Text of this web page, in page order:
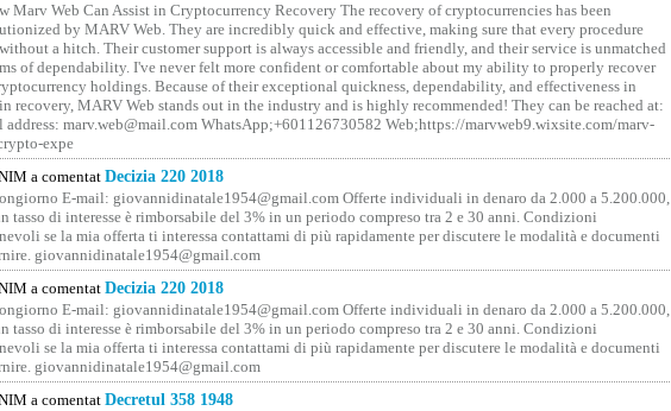
Marv Web Can Assist in Cryptocurrency Recovery The recovery of cryptocurrencies has been
by MARV Web. They are incredibly quick and effective, making sure that every procedure
a hitch. Their customer support is always accessible and friendly, and their service is unmatched
of dependability. I've never felt more confident or comfortable about my ability to properly recover
holdings. Because of their exceptional quickness, dependability, and effectiveness in
recovery, MARV Web stands out in the industry and is highly recommended! They can be reached at:
address: marv.web@mail.com WhatsApp;+601126730582 Web;https://marvweb9.wixsite.com/marv-
expe
a comentatDecizia 220 2018
E-mail: giovannidinatale1954@­gmail.­com Offerte individuali in denaro da 2.000 a 5.200.000,
tasso di interesse è rimborsabile del 3% in un periodo compreso tra 2 e 30 anni. Condizioni
se la mia offerta ti interessa contattami di più rapidamente per discutere le modalità e documenti
giovannidinatale1954@­gmail.­com
a comentatDecizia 220 2018
E-mail: giovannidinatale1954@­gmail.­com Offerte individuali in denaro da 2.000 a 5.200.000,
tasso di interesse è rimborsabile del 3% in un periodo compreso tra 2 e 30 anni. Condizioni
se la mia offerta ti interessa contattami di più rapidamente per discutere le modalità e documenti
giovannidinatale1954@­gmail.­com
a comentatDecretul 358 1948